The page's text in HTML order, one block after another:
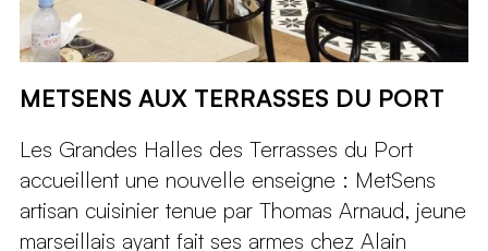
METSENS AUX TERRASSES DU PORT
Les Grandes Halles des Terrasses du Port
accueillent une nouvelle enseigne : MetSens
artisan cuisinier tenue par Thomas Arnaud, jeune
marseillais ayant fait ses armes chez Alain